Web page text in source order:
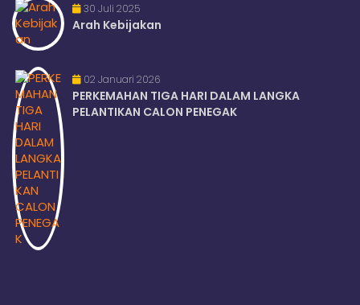
30 Juli 2025
Arah Kebijakan
02 Januari 2026
PERKEMAHAN TIGA HARI DALAM LANGKA
PELANTIKAN CALON PENEGAK